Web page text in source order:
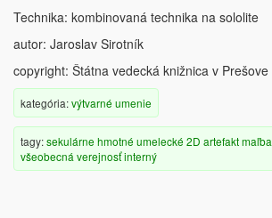
Technika: kombinovaná technika na sololite
autor: Jaroslav Sirotník
copyright: Štátna vedecká knižnica v Prešove
kategória:výtvarné umenie
tagy:sekulárne hmotné umelecké 2D artefaktmaľba
všeobecná verejnosťinterný